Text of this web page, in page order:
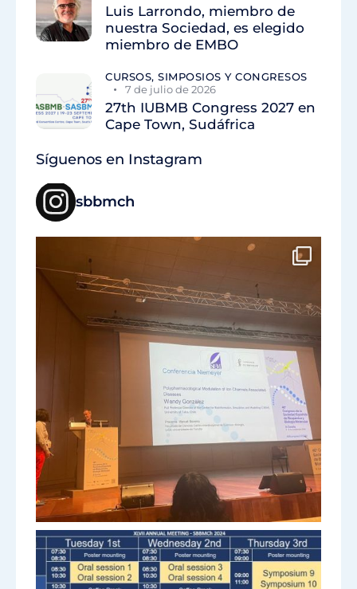
Luis Larrondo, miembro de
nuestra Sociedad, es elegido
miembro de EMBO
CURSOS, SIMPOSIOS Y CONGRESOS
7 de julio de 2026
27th IUBMB Congress 2027 en
Cape Town, Sudáfrica
Síguenos en Instagram
sbbmch